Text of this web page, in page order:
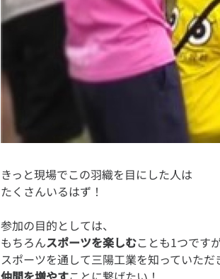
きっと現場でこの羽織を目にした人は
参加の目的としては、
もちろんスポーツを楽しむことも1つですが